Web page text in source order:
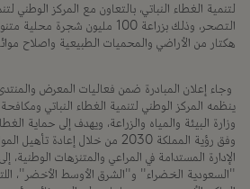
لتنمية الغطاء النباتي، بالتعاون مع المركز الوطني
هكتار من الأراضي والمحميات الطبيعية واصلاح موائل
وجاء إعلان المبادرة ضمن فعاليات المعرض
ينظمه المركز الوطني لتنمية الغطاء النباتي
وزارة البيئة والمياه والزراعة، ويهدف إلى حماية
وفق رؤية المملكة 2030 من خلال
الإدارة المستدامة في المراعي والمتنزهات الوطنية،
"السعودية الخضراء" و"الشرق الأوسط الأخضر"،